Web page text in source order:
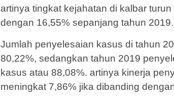
artinya tingkat kejahatan di kalbar
dengan 16,55% sepanjang tahun 2019.
Jumlah penyelesaian kasus di tahun
80,22%, sedangkan tahun 2019
kasus atau 88,08%. artinya kinerja
meningkat 7,86% jika dibanding